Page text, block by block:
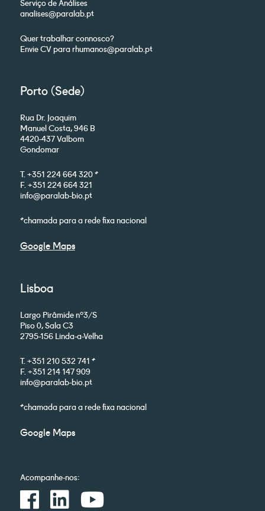
analises@paralab.pt
Quer trabalhar connosco?
Envie CV para rhumanos@paralab.pt
Porto (Sede)
Rua Dr. Joaquim
Manuel Costa, 946 B
4420-437 Valbom
Gondomar
T. +351 224 664 320 *
F. +351 224 664 321
info@paralab-bio.pt
*chamada para a rede fixa nacional
Google Maps
Lisboa
Largo Pirâmide nº3/S
Piso 0, Sala C3
2795-156 Linda-a-Velha
T. +351 210 532 741 *
F. +351 214 147 909
info@paralab-bio.pt
*chamada para a rede fixa nacional
Google Maps
Acompanhe-nos: